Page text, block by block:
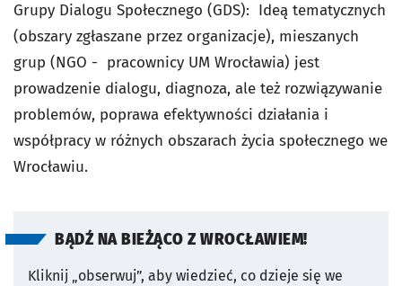
Grupy Dialogu Społecznego (GDS): Ideą tematycznych
(obszary zgłaszane przez organizacje), mieszanych
grup (NGO - pracownicy UM Wrocławia) jest
prowadzenie dialogu, diagnoza, ale też rozwiązywanie
problemów, poprawa efektywności działania i
współpracy w różnych obszarach życia społecznego we
Wrocławiu.
BĄDŹ NA BIEŻĄCO Z WROCŁAWIEM!
Kliknij „obserwuj”, aby wiedzieć, co dzieje się we